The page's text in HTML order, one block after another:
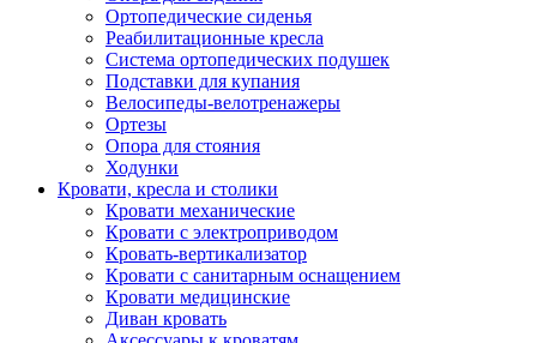
Ортопедические сиденья
Реабилитационные кресла
Система ортопедических подушек
Подставки для купания
Велосипеды-велотренажеры
Ортезы
Опора для стояния
Ходунки
Кровати, кресла и столики
Кровати механические
Кровати с электроприводом
Кровать-вертикализатор
Кровати с санитарным оснащением
Кровати медицинские
Диван кровать